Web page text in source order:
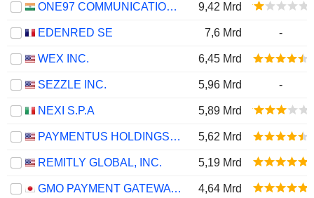
ONE97 COMMUNICATIONS LIMITED
9,42 Mrd
EDENRED SE 7,6 Mrd -
WEX INC. 6,45 Mrd
SEZZLE INC. 5,96 Mrd -
NEXI S.P.A 5,89 Mrd
PAYMENTUS HOLDINGS, INC. 5,62 Mrd
REMITLY GLOBAL, INC. 5,19 Mrd
GMO PAYMENT GATEWAY, INC. 4,64 Mrd